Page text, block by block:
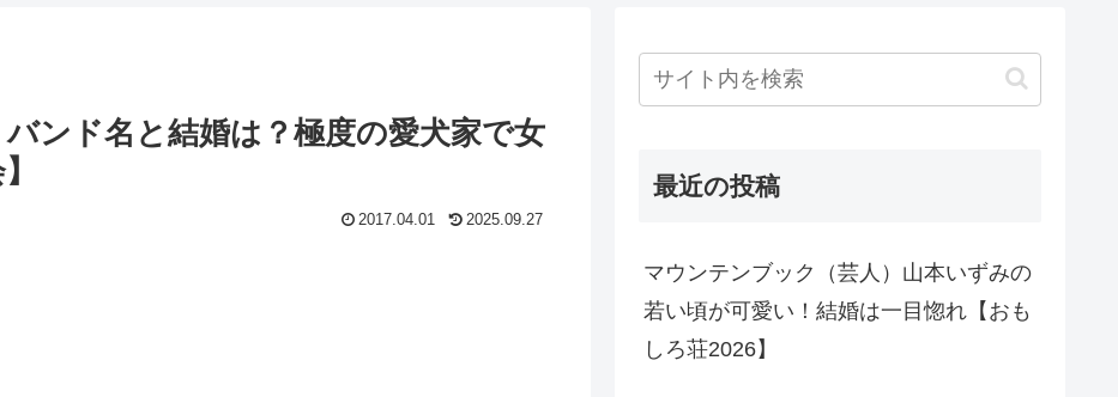
ンド名と結婚は？極度の愛犬家で女
2017.04.01 2025.09.27
最近の投稿
マウンテンブック（芸人）山本いずみの
若い頃が可愛い！結婚は一目惚れ【おも
しろ荘2026】